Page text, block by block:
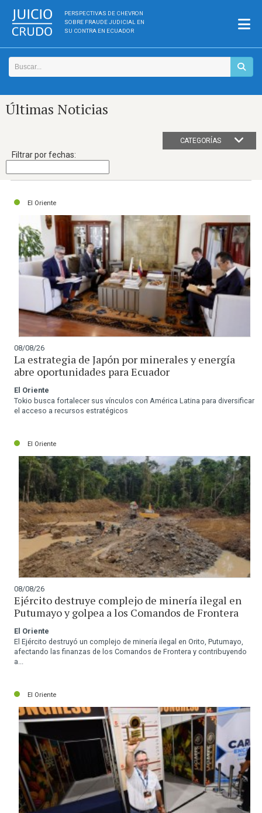
PERSPECTIVAS DE CHEVRON
SOBRE FRAUDE JUDICIAL EN
SU CONTRA EN ECUADOR
Últimas Noticias
CATEGORÍAS
Filtrar por fechas:
El Oriente
08/08/26
La estrategia de Japón por minerales y energía
abre oportunidades para Ecuador
El Oriente
Tokio busca fortalecer sus vínculos con América Latina para diversificar
el acceso a recursos estratégicos
El Oriente
08/08/26
Ejército destruye complejo de minería ilegal en
Putumayo y golpea a los Comandos de Frontera
El Oriente
El Ejército destruyó un complejo de minería ilegal en Orito, Putumayo,
afectando las finanzas de los Comandos de Frontera y contribuyendo
a...
El Oriente